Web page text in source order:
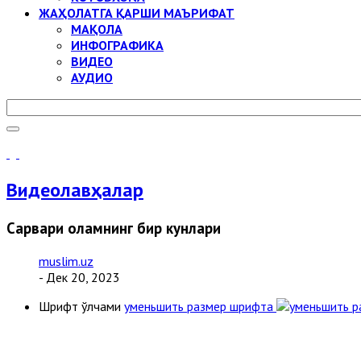
ЖАҲОЛАТГА ҚАРШИ МАЪРИФАТ
МАҚОЛА
ИНФОГРАФИКА
ВИДЕО
АУДИО
Видеолавҳалар
Сарвари оламнинг бир кунлари
muslim.uz
- Дек 20, 2023
Шрифт ўлчами уменьшить размер шрифта